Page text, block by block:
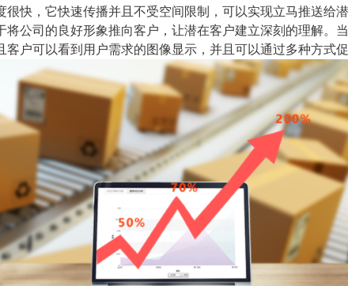
，它快速传播并且不受空间限制，可以实现立马推送给
将公司的良好形象推向客户，让潜在客户建立深刻的理解。
客户可以看到用户需求的图像显示，并且可以通过多种方式促